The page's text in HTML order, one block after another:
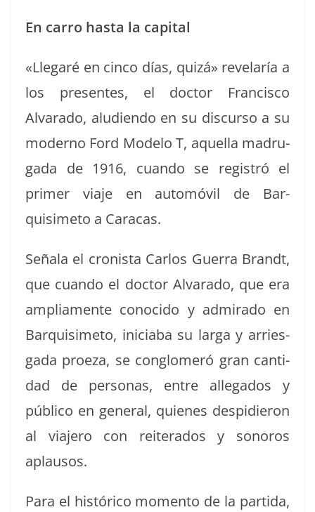
En car­ro has­ta la capital
«Lle­garé en cin­co días, quizá» rev­e­laría a
los pre­sentes, el doc­tor Fran­cis­co
Alvara­do, alu­di­en­do en su dis­cur­so a su
mod­er­no Ford Mod­e­lo T, aque­l­la madru­
ga­da de 1916, cuan­do se reg­istró el
primer via­je en automóvil de Bar­
quisime­to a Caracas.
Señala el cro­nista Car­los Guer­ra Brandt,
que cuan­do el doc­tor Alvara­do, que era
ampli­a­mente cono­ci­do y admi­ra­do en
Bar­quisime­to, ini­cia­ba su larga y arries­
ga­da proeza, se con­glom­eró gran can­ti­
dad de per­sonas, entre alle­ga­dos y
públi­co en gen­er­al, quienes des­pi­dieron
al via­jero con reit­er­a­dos y sonoros
aplausos.
Para el históri­co momen­to de la par­ti­da,